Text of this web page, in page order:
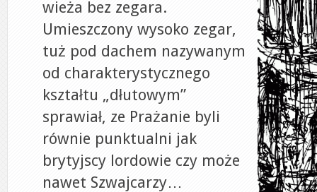
wieża bez zegara.
Umieszczony wysoko zegar,
tuż pod dachem nazywanym
od charakterystycznego
kształtu „dłutowym”
sprawiał, ze Prażanie byli
równie punktualni jak
brytyjscy lordowie czy może
nawet Szwajcarzy…